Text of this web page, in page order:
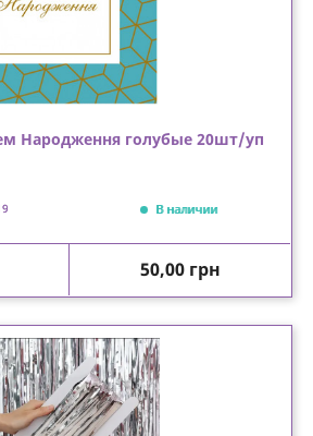
Народження голубые 20шт/уп
В наличии
Цена
50,00 грн